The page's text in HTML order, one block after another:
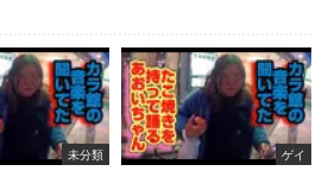
未分類 ゲイ